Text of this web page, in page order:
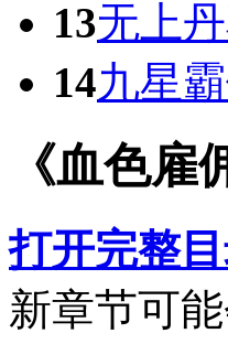
13无上
14九星
《血色雇
打开完整
新章节可